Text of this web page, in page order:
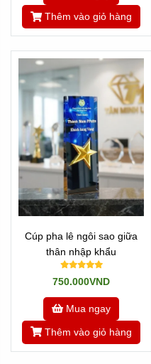
Thêm vào giỏ hàng
Cúp pha lê ngôi sao giữa
thân nhập khẩu
750.000VND
Mua ngay
Thêm vào giỏ hàng